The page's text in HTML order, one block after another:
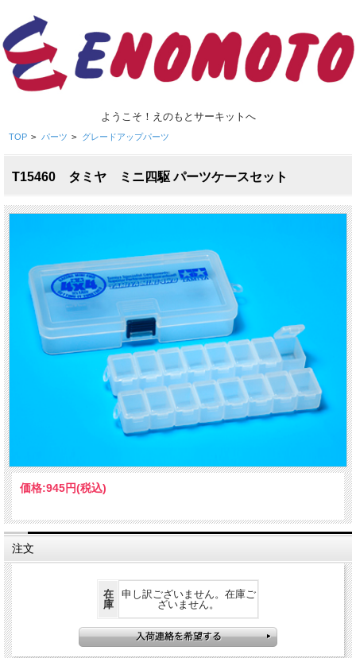
ようこそ！えのもとサーキットへ
TOP > パーツ > グレードアップパーツ
T15460 タミヤ ミニ四駆 パーツケースセット
価格:945円(税込)
注文
在
庫
申し訳ございません。在庫ご
ざいません。